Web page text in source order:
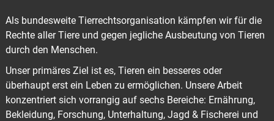
Als bundesweite Tierrechtsorganisation kämpfen wir für die
Rechte aller Tiere und gegen jegliche Ausbeutung von Tieren
durch den Menschen.
Unser primäres Ziel ist es, Tieren ein besseres oder
überhaupt erst ein Leben zu ermöglichen. Unsere Arbeit
konzentriert sich vorrangig auf sechs Bereiche: Ernährung,
Bekleidung, Forschung, Unterhaltung, Jagd & Fischerei und